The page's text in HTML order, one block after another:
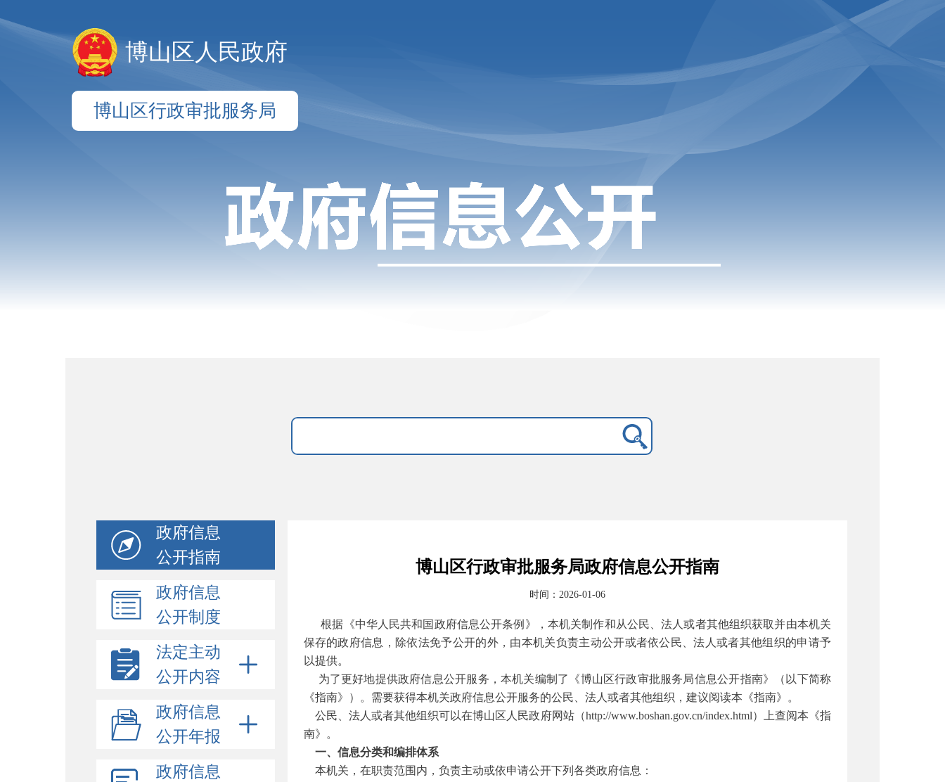
博山区人民政府
博山区行政审批服务局
政府信息
公开指南
政府信息
公开制度
法定主动
公开内容
政府信息
公开年报
政府信息
博山区行政审批服务局政府信息公开指南
时间：2026-01-06
根据《中华人民共和国政府信息公开条例》，本机关制作和从公民、法人或者其他组织获取并由本机关
保存的政府信息，除依法免予公开的外，由本机关负责主动公开或者依公民、法人或者其他组织的申请予
以提供。
为了更好地提供政府信息公开服务，本机关编制了《博山区行政审批服务局信息公开指南》（以下简称
《指南》）。需要获得本机关政府信息公开服务的公民、法人或者其他组织，建议阅读本《指南》。
公民、法人或者其他组织可以在博山区人民政府网站（http://www.boshan.gov.cn/index.html）上查阅本《指
南》。
一、信息分类和编排体系
本机关，在职责范围内，负责主动或依申请公开下列各类政府信息：